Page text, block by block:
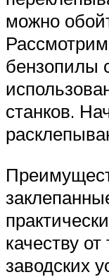
можно
бензопилы
станков.
качеству
заводских